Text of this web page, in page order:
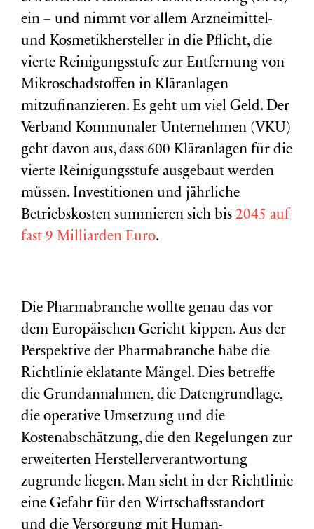
ein – und nimmt vor allem Arzneimittel-
und Kosmetikhersteller in die Pflicht, die
vierte Reinigungsstufe zur Entfernung von
Mikroschadstoffen in Kläranlagen
mitzufinanzieren. Es geht um viel Geld. Der
Verband Kommunaler Unternehmen (VKU)
geht davon aus, dass 600 Kläranlagen für die
vierte Reinigungsstufe ausgebaut werden
müssen. Investitionen und jährliche
Betriebskosten summieren sich bis 2045 auf
fast 9 Milliarden Euro.
Die Pharmabranche wollte genau das vor
dem Europäischen Gericht kippen. Aus der
Perspektive der Pharmabranche habe die
Richtlinie eklatante Mängel. Dies betreffe
die Grundannahmen, die Datengrundlage,
die operative Umsetzung und die
Kostenabschätzung, die den Regelungen zur
erweiterten Herstellerverantwortung
zugrunde liegen. Man sieht in der Richtlinie
eine Gefahr für den Wirtschaftsstandort
und die Versorgung mit Human-